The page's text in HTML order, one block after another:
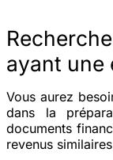
ayant une
Vous aurez
dans la
documents
revenus